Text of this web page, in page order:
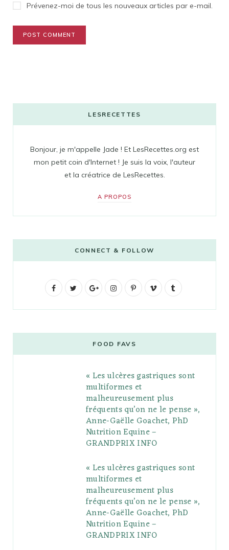
Prévenez-moi de tous les nouveaux articles par e-mail.
LESRECETTES
Bonjour, je m'appelle Jade ! Et LesRecettes.org est
mon petit coin d'Internet ! Je suis la voix, l'auteur
et la créatrice de LesRecettes.
A PROPOS
CONNECT & FOLLOW
F
b
t
G
g
l
e
P
l
s
I
t
a
g
r
a
m
P
e
r
e
s
V
o
l
r
FOOD FAVS
« Les ulcères gastriques sont
multiformes et
malheureusement plus
fréquents qu’on ne le pense »,
Anne-Gaëlle Goachet, PhD
Nutrition Equine –
GRANDPRIX INFO
« Les ulcères gastriques sont
multiformes et
malheureusement plus
fréquents qu’on ne le pense »,
Anne-Gaëlle Goachet, PhD
Nutrition Equine –
GRANDPRIX INFO